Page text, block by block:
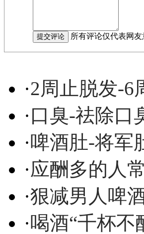
所有评论仅代表网
·2周止脱发-6
·口臭-祛除口
·啤酒肚-将军
·应酬多的人
·狠减男人啤
·喝酒“千杯不